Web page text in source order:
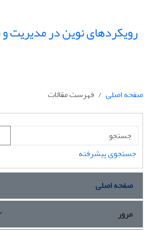
رویکردهای نوین در مدیریت و
صفحه اصلی
فهرست مقالات
جستجوی پیشرفته
صفحه اصلی
مرور